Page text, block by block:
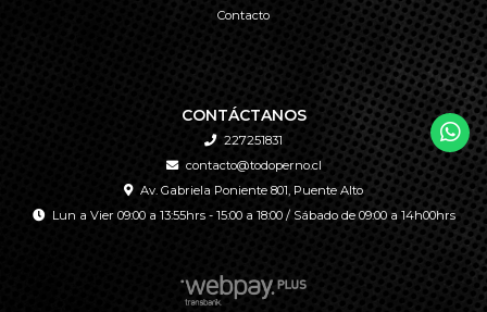
Contacto
CONTÁCTANOS
227251831
contacto@todoperno.cl
Av. Gabriela Poniente 801, Puente Alto
Lun a Vier 09:00 a 13:55hrs - 15:00 a 18:00 / Sábado de 09:00 a 14h00hrs